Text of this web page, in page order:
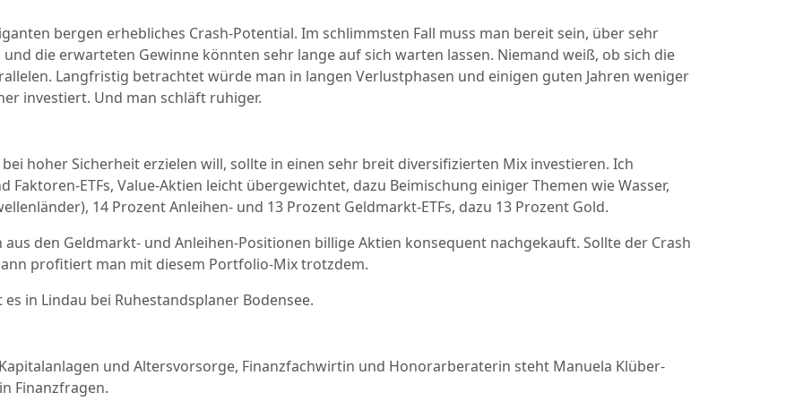
bergen erhebliches Crash-Potential. Im schlimmsten Fall muss man bereit sein, über sehr
die erwarteten Gewinne könnten sehr lange auf sich warten lassen. Niemand weiß, ob sich die
Langfristig betrachtet würde man in langen Verlustphasen und einigen guten Jahren weniger
investiert. Und man schläft ruhiger.
hoher Sicherheit erzielen will, sollte in einen sehr breit diversifizierten Mix investieren. Ich
Faktoren-ETFs, Value-Aktien leicht übergewichtet, dazu Beimischung einiger Themen wie Wasser,
14 Prozent Anleihen- und 13 Prozent Geldmarkt-ETFs, dazu 13 Prozent Gold.
den Geldmarkt- und Anleihen-Positionen billige Aktien konsequent nachgekauft. Sollte der Crash
profitiert man mit diesem Portfolio-Mix trotzdem.
in Lindau bei Ruhestandsplaner Bodensee.
und Altersvorsorge, Finanzfachwirtin und Honorarberaterin steht Manuela Klüber-
Finanzfragen.